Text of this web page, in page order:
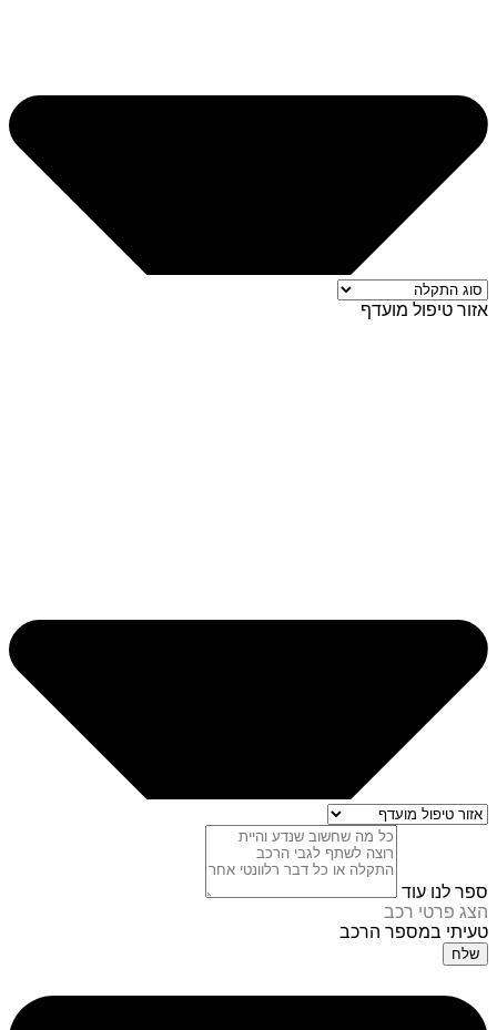
אזור טיפול מועדף
ספר לנו עוד
הצג פרטי רכב
טעיתי במספר הרכב
שלח